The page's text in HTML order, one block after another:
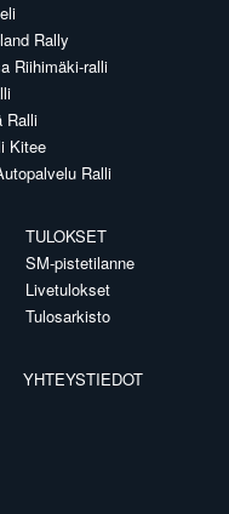
Rally
Riihimäki-ralli
Ralli
Kitee
Ralli
TULOKSET
SM-pistetilanne
Livetulokset
Tulosarkisto
YHTEYSTIEDOT